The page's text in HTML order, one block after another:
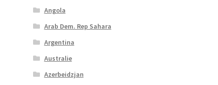
Angola
Arab Dem. Rep Sahara
Argentina
Australie
Azerbeidzjan